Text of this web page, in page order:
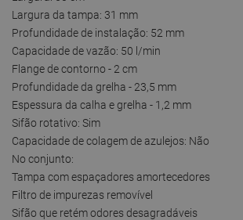
Largura da tampa: 31 mm
Profundidade de instalação: 52 mm
Capacidade de vazão: 50 l/min
Flange de contorno - 2 cm
Profundidade da grelha - 23,5 mm
Espessura da calha e grelha - 1,2 mm
Sifão rotativo: Sim
Capacidade de colagem de azulejos: Não
No conjunto:
Tampa com espaçadores amortecedores
Filtro de impurezas removível
Sifão que retém odores desagradáveis